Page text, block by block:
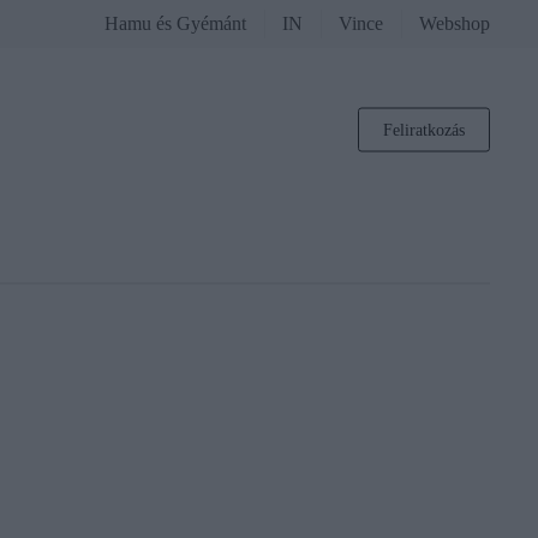
Hamu és Gyémánt IN Vince Webshop
Feliratkozás